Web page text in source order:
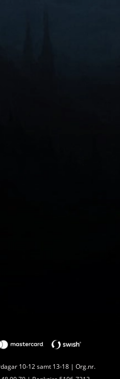
10-12 samt 13-18 | Org.nr.